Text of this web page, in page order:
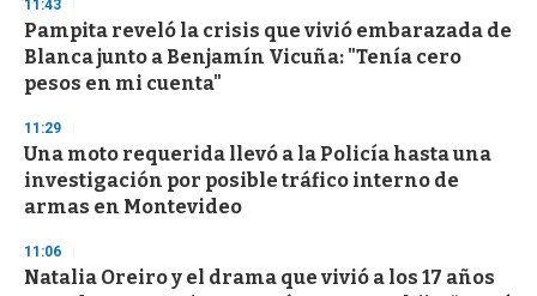
11:43
Pampita reveló la crisis que vivió embarazada de
Blanca junto a Benjamín Vicuña: "Tenía cero
pesos en mi cuenta"
11:29
Una moto requerida llevó a la Policía hasta una
investigación por posible tráfico interno de
armas en Montevideo
11:06
Natalia Oreiro y el drama que vivió a los 17 años